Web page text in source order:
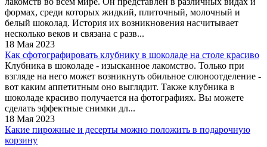
формах, среди которых жидкий, плиточный, молочный и
белый шоколад. История их возникновения насчитывает
несколько веков и связана с разв...
18 Мая 2023
Как сфотографировать клубнику в шоколаде на столе красиво
Клубника в шоколаде - изысканное лакомство. Только при
взгляде на него может возникнуть обильное слюноотделение -
вот каким аппетитным оно выглядит. Также клубника в
шоколаде красиво получается на фотографиях. Вы можете
сделать эффектные снимки дл...
18 Мая 2023
Какие пирожные и десерты можно положить в подарочную
корзину